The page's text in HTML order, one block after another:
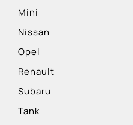
Mini
Nissan
Opel
Renault
Subaru
Tank